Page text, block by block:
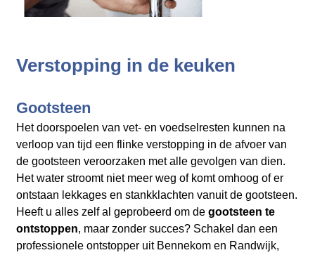
Verstopping in de keuken
Gootsteen
Het doorspoelen van vet- en voedselresten kunnen na
verloop van tijd een flinke verstopping in de afvoer van
de gootsteen veroorzaken met alle gevolgen van dien.
Het water stroomt niet meer weg of komt omhoog of er
ontstaan lekkages en stankklachten vanuit de gootsteen.
Heeft u alles zelf al geprobeerd om de gootsteen te
ontstoppen, maar zonder succes? Schakel dan een
professionele ontstopper uit Bennekom en Randwijk,